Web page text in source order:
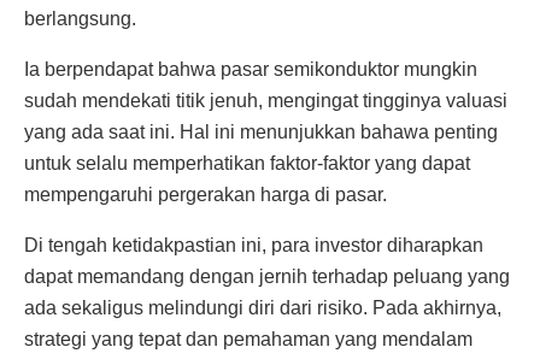
berlangsung.
Ia berpendapat bahwa pasar semikonduktor mungkin
sudah mendekati titik jenuh, mengingat tingginya valuasi
yang ada saat ini. Hal ini menunjukkan bahawa penting
untuk selalu memperhatikan faktor-faktor yang dapat
mempengaruhi pergerakan harga di pasar.
Di tengah ketidakpastian ini, para investor diharapkan
dapat memandang dengan jernih terhadap peluang yang
ada sekaligus melindungi diri dari risiko. Pada akhirnya,
strategi yang tepat dan pemahaman yang mendalam